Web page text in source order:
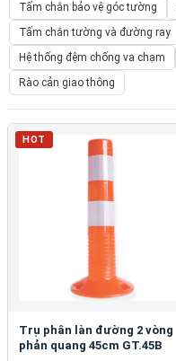
Tấm chắn bảo vệ góc tường
Tấm chắn tường và đường ray
Hệ thống đệm chống va chạm
Rào cản giao thông
HOT
Trụ phân làn đường 2 vòng
phản quang 45cm GT.45B